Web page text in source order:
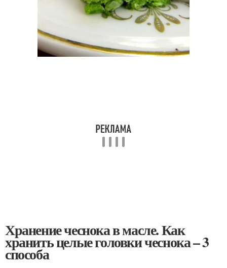
Хранение чеснока в масле. Как
хранить целые головки чеснока – 3
способа